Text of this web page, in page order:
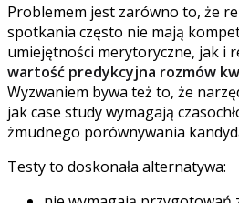
Problemem jest zarówno to, że
spotkania często nie mają
umiejętności merytoryczne, jak i
wartość predykcyjna rozmów
Wyzwaniem bywa też to, że
jak case study wymagają
żmudnego porównywania
Testy to doskonała alternatywa: